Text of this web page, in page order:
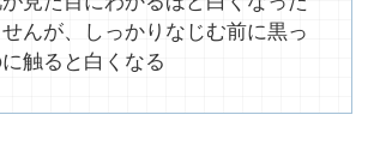
んが、しっかりなじむ前に黒っ
触ると白くなる